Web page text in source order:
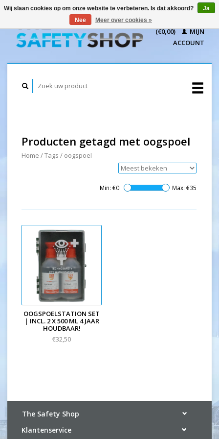
(€0,00)
MIJN
ACCOUNT
Producten getagd met oogspoel
Home /Tags / oogspoel
Min: €0 Max: €35
OOGSPOELSTATION SET
| INCL. 2 X 500 ML 4 JAAR
HOUDBAAR!
€32,50
The Safety Shop
Klantenservice
Wij slaan cookies op om onze website te verbeteren. Is dat akkoord?
Ja
Nee
Meer over cookies »